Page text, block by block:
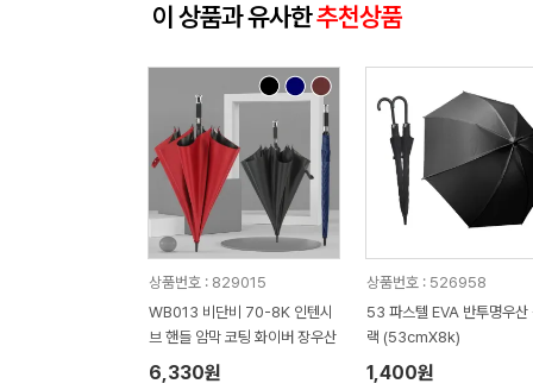
이 상품과 유사한추천상품
상품번호 : 829015
WB013 비단비 70-8K 인텐시
브 핸들 암막 코팅 화이버 장우산
6,330원
상품번호 : 526958
53 파스텔 EVA 반투명우산
랙 (53cmX8k)
1,400원